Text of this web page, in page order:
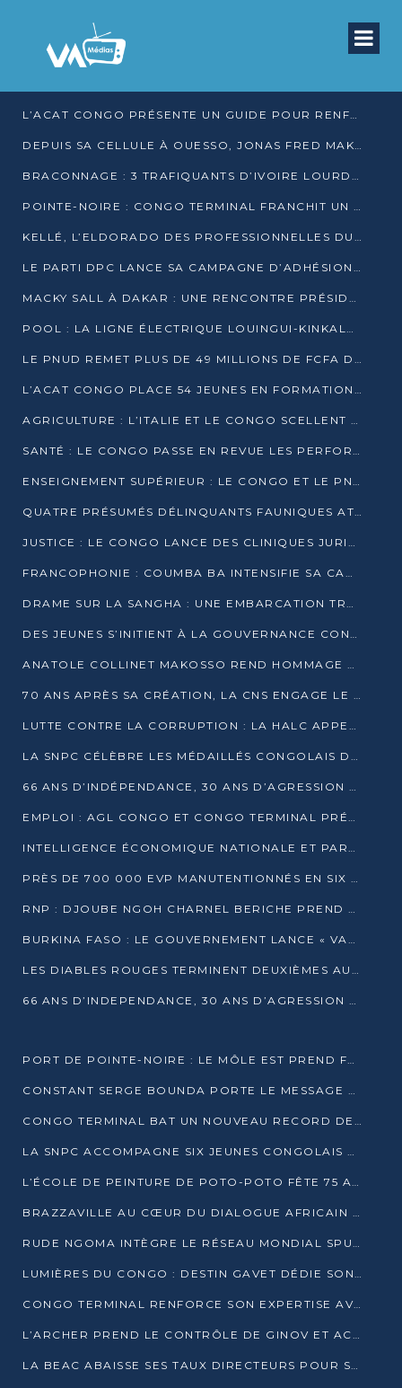
L’ACAT CONGO PRÉSENTE UN GUIDE POUR RENFORCER LES GARANTIES JUDICIAIRES EN GARDE À VUE
DEPUIS SA CELLULE À OUESSO, JONAS FRED MAKITA DÉNONCE CE QU’IL QUALIFIE DE DÉNI DE JUSTICE
BRACONNAGE : 3 TRAFIQUANTS D’IVOIRE LOURDEMENT CONDAMNÉS À DJAMBALA
POINTE-NOIRE : CONGO TERMINAL FRANCHIT UN CAP HISTORIQUE AVEC 99 MOUVEMENTS/HEURE
KELLÉ, L’ELDORADO DES PROFESSIONNELLES DU SEXE
LE PARTI DPC LANCE SA CAMPAGNE D’ADHÉSIONS ET VEUT STRUCTURER SA PRÉSENCE DANS LES 15 DÉPARTEMENTS
MACKY SALL À DAKAR : UNE RENCONTRE PRÉSIDENTIELLE QUI DIVISE L’OPINION SÉNÉGALAISE
POOL : LA LIGNE ÉLECTRIQUE LOUINGUI-KINKALA-BOKO MISE EN SERVICE
LE PNUD REMET PLUS DE 49 MILLIONS DE FCFA D’ÉQUIPEMENTS POUR ACCÉLÉRER LA NUMÉRISATION DU SYSTÈME DE SANTÉ
L’ACAT CONGO PLACE 54 JEUNES EN FORMATION PROFESSIONNELLE
AGRICULTURE : L’ITALIE ET LE CONGO SCELLENT UN PARTENARIAT POUR UNE PRODUCTION LOCALE DURABLE
SANTÉ : LE CONGO PASSE EN REVUE LES PERFORMANCES DE SES HÔPITAUX À MI-PARCOURS
ENSEIGNEMENT SUPÉRIEUR : LE CONGO ET LE PNUD VEULENT RAPPROCHER LA FORMATION UNIVERSITAIRE DES BESOINS DU MARCHÉ DE L’EMPLOI
QUATRE PRÉSUMÉS DÉLINQUANTS FAUNIQUES ATTENDUS DEVANT LA JUSTICE POUR TRAFIC D’IVOIRE
JUSTICE : LE CONGO LANCE DES CLINIQUES JURIDIQUES POUR RAPPROCHER LE DROIT DES CITOYENS
FRANCOPHONIE : COUMBA BA INTENSIFIE SA CAMPAGNE POUR LA SUCCESSION À LA TÊTE DE L’OIF
DRAME SUR LA SANGHA : UNE EMBARCATION TRANSPORTANT DES FIDÈLES DE « NZAMBÉ YA L’HUILE » FAIT NAUFRAGE À OUESSO
DES JEUNES S’INITIENT À LA GOUVERNANCE CONTINENTALE À BRAZZAVILLE
ANATOLE COLLINET MAKOSSO REND HOMMAGE À JEAN-PAUL PIGASSE
70 ANS APRÈS SA CRÉATION, LA CNS ENGAGE LE VIRAGE DE LA DIGITALISATION
LUTTE CONTRE LA CORRUPTION : LA HALC APPELLE À PASSER DES DISCOURS AUX ACTES
LA SNPC CÉLÈBRE LES MÉDAILLÉS CONGOLAIS DES OLYMPIADES PANAFRICAINES DE MATHÉMATIQUES 2026
66 ANS D’INDÉPENDANCE, 30 ANS D’AGRESSION RWANDAISE : 4 PRÉSIDENCES, UN ÉCHEC COLLECTIF
EMPLOI : AGL CONGO ET CONGO TERMINAL PRÉSÉLECTIONNENT PLUS DE 70 JEUNES À POINTE-NOIRE
INTELLIGENCE ÉCONOMIQUE NATIONALE ET PARTENARIATS INTERNATIONAUX : VERS UNE DOCTRINE SOUVERAINE DE SÉCURITÉ ÉCONOMIQUE
PRÈS DE 700 000 EVP MANUTENTIONNÉS EN SIX MOIS PAR CONGO TERMINAL
RNP : DJOUBE NGOH CHARNEL BERICHE PREND LES RÊNES DU PARTI
BURKINA FASO : LE GOUVERNEMENT LANCE « VACANCES UTILES 2026 » POUR FORMER LES ÉLÈVES À 15 MÉTIERS
LES DIABLES ROUGES TERMINENT DEUXIÈMES AU CHAMPIONNAT D’AFRIQUE ZONE 3
66 ANS D’INDEPENDANCE, 30 ANS D’AGRESSION RWAN DAISE : 4 PRESIDENCES, UN ECHEC COLLECTIF
PORT DE POINTE-NOIRE : LE MÔLE EST PREND FORME ET VISE LES GÉANTS DES MERS
CONSTANT SERGE BOUNDA PORTE LE MESSAGE DE COMPASSION DE DENIS SASSOU NGUESSO EN IRAN
CONGO TERMINAL BAT UN NOUVEAU RECORD DE PRODUCTIVITÉ AU PORT DE POINTE-NOIRE
LA SNPC ACCOMPAGNE SIX JEUNES CONGOLAIS AUX OLYMPIADES PANAFRICAINES DE MATHÉMATIQUES
L’ÉCOLE DE PEINTURE DE POTO-POTO FÊTE 75 ANS AU SERVICE DE L’ART CONGOLAIS
BRAZZAVILLE AU CŒUR DU DIALOGUE AFRICAIN SUR LES OBJECTIFS DE DÉVELOPPEMENT DURABLE
RUDE NGOMA INTÈGRE LE RÉSEAU MONDIAL SPUTNIK PRO APRÈS UNE FORMATION À MOSCOU
LUMIÈRES DU CONGO : DESTIN GAVET DÉDIE SON PRIX À L’UNITÉ NATIONALE ET À LA JEUNESSE
CONGO TERMINAL RENFORCE SON EXPERTISE AVEC NEUF NOUVEAUX FORMATEURS EN ENGINS PORTUAIRES
L’ARCHER PREND LE CONTRÔLE DE GINOV ET ACCÉLÈRE SON VIRAGE NUMÉRIQUE
LA BEAC ABAISSE SES TAUX DIRECTEURS POUR SOUTENIR LA CROISSANCE EN ZONE CEMAC